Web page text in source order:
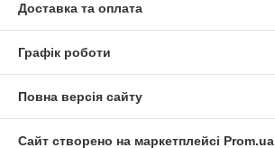
Доставка та оплата
Графік роботи
Повна версія сайту
Сайт створено на маркетплейсі Prom.ua